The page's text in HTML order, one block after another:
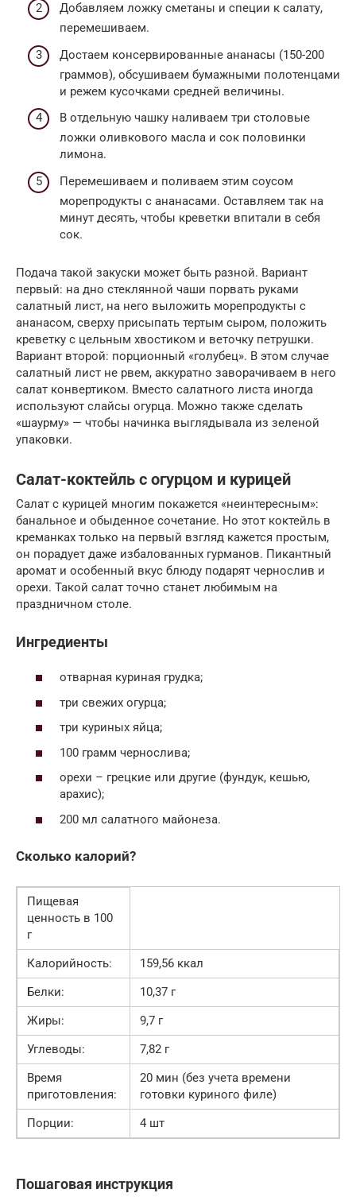
Добавляем ложку сметаны и специи к салату,
перемешиваем.
Достаем консервированные ананасы (150-200
граммов), обсушиваем бумажными полотенцами
и режем кусочками средней величины.
В отдельную чашку наливаем три столовые
ложки оливкового масла и сок половинки
лимона.
Перемешиваем и поливаем этим соусом
морепродукты с ананасами. Оставляем так на
минут десять, чтобы креветки впитали в себя
сок.
Подача такой закуски может быть разной. Вариант
первый: на дно стеклянной чаши порвать руками
салатный лист, на него выложить морепродукты с
ананасом, сверху присыпать тертым сыром, положить
креветку с цельным хвостиком и веточку петрушки.
Вариант второй: порционный «голубец». В этом случае
салатный лист не рвем, аккуратно заворачиваем в него
салат конвертиком. Вместо салатного листа иногда
используют слайсы огурца. Можно также сделать
«шаурму» — чтобы начинка выглядывала из зеленой
упаковки.
Салат-коктейль с огурцом и курицей
Салат с курицей многим покажется «неинтересным»:
банальное и обыденное сочетание. Но этот коктейль в
креманках только на первый взгляд кажется простым,
он порадует даже избалованных гурманов. Пикантный
аромат и особенный вкус блюду подарят чернослив и
орехи. Такой салат точно станет любимым на
праздничном столе.
Ингредиенты
отварная куриная грудка;
три свежих огурца;
три куриных яйца;
100 грамм чернослива;
орехи – грецкие или другие (фундук, кешью,
арахис);
200 мл салатного майонеза.
Сколько калорий?
Пищевая
ценность в 100
г
Калорийность:
159,56 ккал
Белки:
10,37 г
Жиры:
9,7 г
Углеводы:
7,82 г
Время
приготовления:
20 мин (без учета времени
готовки куриного филе)
Порции:
4 шт
Пошаговая инструкция